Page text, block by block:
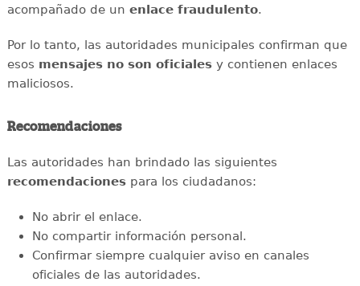
acompañado de un enlace fraudulento.
Por lo tanto, las autoridades municipales confirman que
esos mensajes no son oficialesy contienen enlaces
maliciosos.
Recomendaciones
Las autoridades han brindado las siguientes
recomendacionespara los ciudadanos:
No abrir el enlace.
No compartir información personal.
Confirmar siempre cualquier aviso en canales
oficiales de las autoridades.